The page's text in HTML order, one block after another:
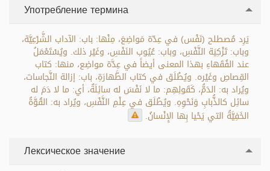
Употребление термина
يَرِد مُصطلح (نَفْس) في عِدّة مَواضِعَ، مِنْها: باب: الآداب الشَّرْعِيَّة،
وباب: تَزْكِيَة النَّفْسِ، وباب: عُيُوب النَفْسِ، وغَيْر ذلك. ويُسْتَعْمَلُ
عند الفُقَهاءِ بهذا المعنى أيضاً في عِدَّة مواضِع، منها: كتاب
القِصاصِ وغَيْره. ويُطْلَق في كتاب الطَّهارَةِ، باب: إزالة النَّجاسات،
ويُراد به: الدَمُّ، كَقَولِهِم: ما لا نَفْسَ له سائِلَةٌ، أي: ما لا دَمَ له
سائِل كالذُّبابِ وَنَحْوِهِ. ويُطْلَق في عِلْمِ النَّفْسِ، ويُراد به: القُوَّةُ
الخَفِيَّةُ التي يَحْيا بِها الإِنْسانُ.
Лексическое значение